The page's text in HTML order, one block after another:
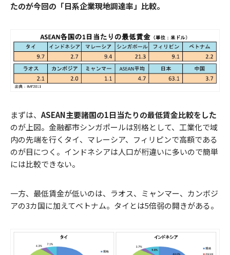
たのが今回の「日系企業現地調達率」比較。
まずは、 ASEAN主要諸国の1日当たりの最低賃金比較をした
のが上図。金融都市シンガポールは別格として、工業化で域
内の先端を行くタイ、マレーシア、フィリピンで高額である
のが目につく。インドネシアは人口が桁違いに多いので簡単
には比較できない。
一方、最低賃金が低いのは、ラオス、ミャンマー、カンボジ
アの3カ国に加えてベトナム。タイとは5倍弱の開きがある。